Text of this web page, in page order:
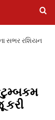
સભર રશિયન
કરી